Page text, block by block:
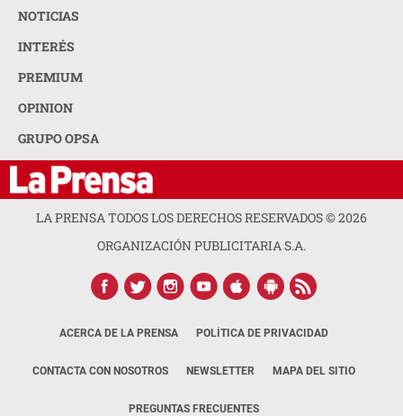
NOTICIAS
INTERÉS
PREMIUM
OPINION
GRUPO OPSA
LA PRENSA TODOS LOS DERECHOS RESERVADOS ©2026
ORGANIZACIÓN PUBLICITARIA S.A.
ACERCA DE LA PRENSA POLÍTICA DE PRIVACIDAD
CONTACTA CON NOSOTROS NEWSLETTER MAPA DEL SITIO
PREGUNTAS FRECUENTES